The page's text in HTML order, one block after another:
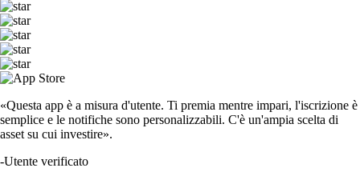
«Questa app è a misura d'utente. Ti premia mentre impari, l'iscrizione è
semplice e le notifiche sono personalizzabili. C'è un'ampia scelta di
asset su cui investire».
-Utente verificato